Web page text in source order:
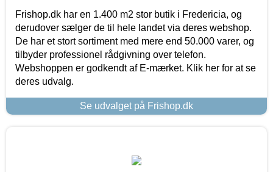
Frishop.dk har en 1.400 m2 stor butik i Fredericia, og
derudover sælger de til hele landet via deres webshop.
De har et stort sortiment med mere end 50.000 varer, og
tilbyder professionel rådgivning over telefon.
Webshoppen er godkendt af E-mærket. Klik her for at se
deres udvalg.
Se udvalget på Frishop.dk